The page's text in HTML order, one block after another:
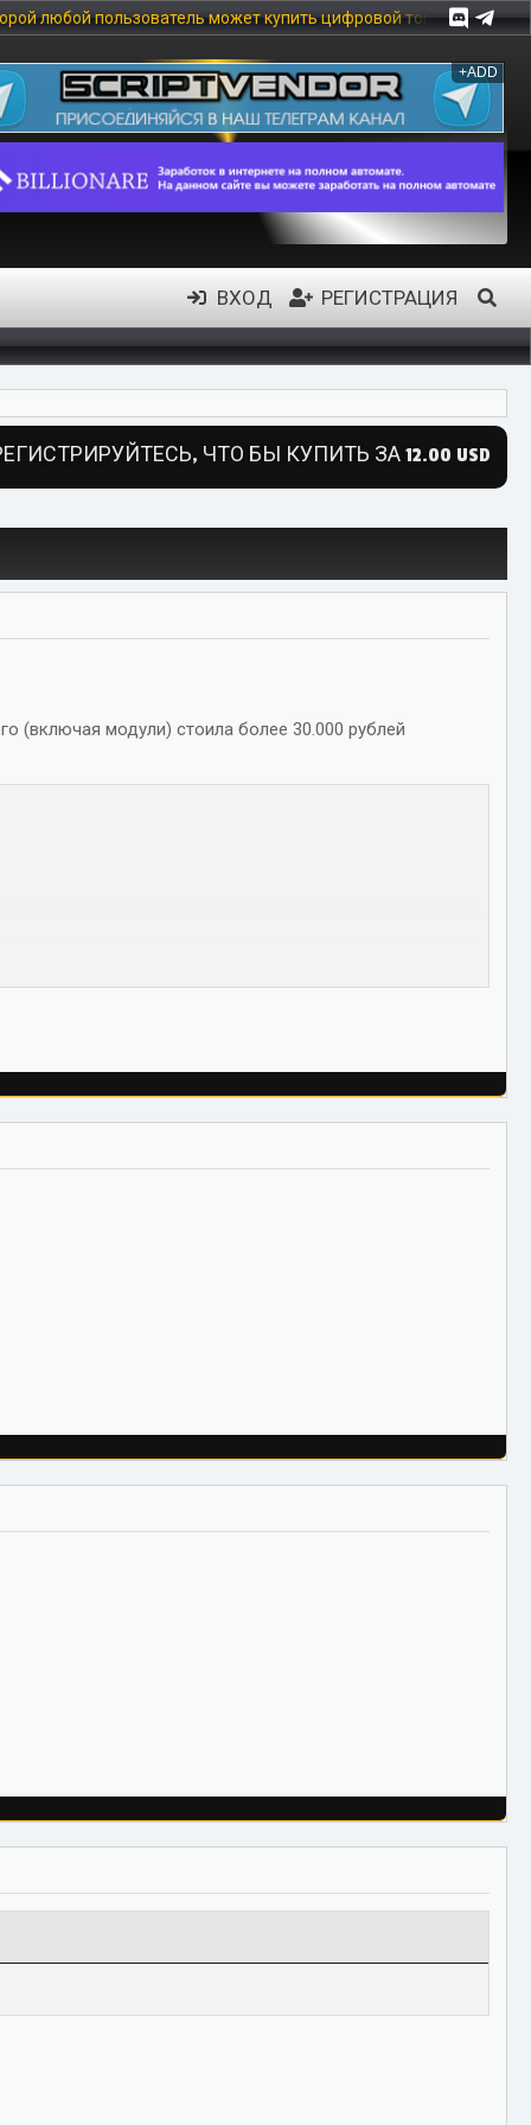
может купить цифровой товар, в частности: скрипты,
+ADD
ВХОД РЕГИСТРАЦИЯ
ЧТО БЫ КУПИТЬ ЗА 12.00 USD
(включая модули) стоила более 30.000 рублей